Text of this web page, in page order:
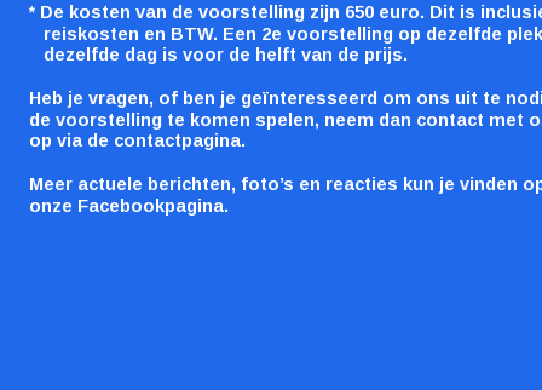
* De kosten van de voorstelling zijn 650 euro. Dit is
reiskosten en BTW. Een 2e voorstelling op dezelfde
dezelfde dag is voor de helft van de prijs.
Heb je vragen, of ben je geïnteresseerd om ons uit te
de voorstelling te komen spelen, neem dan contact met
op via de contactpagina.
Meer actuele berichten, foto’s en reacties kun je vinden
onze Facebookpagina.